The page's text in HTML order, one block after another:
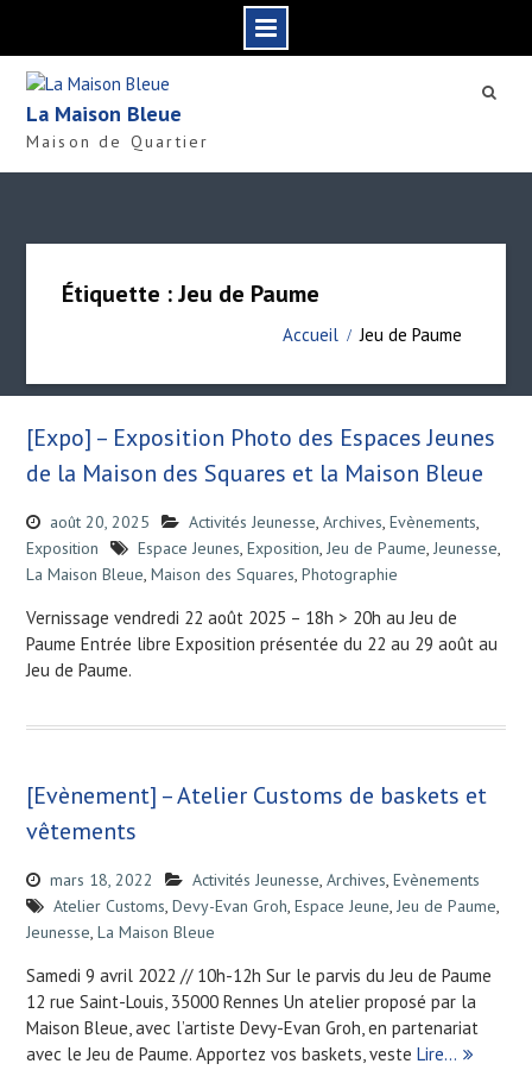
t
La Maison Bleue
Maison de Quartier
Étiquette : Jeu de Paume
Accueil Jeu de Paume
[Expo] – Exposition Photo des Espaces Jeunes
de la Maison des Squares et la Maison Bleue
août 20, 2025 Activités Jeunesse, Archives, Evènements,
Exposition
Espace Jeunes, Exposition, Jeu de Paume, Jeunesse,
La Maison Bleue, Maison des Squares, Photographie
Vernissage vendredi 22 août 2025 – 18h > 20h au Jeu de
Paume Entrée libre Exposition présentée du 22 au 29 août au
Jeu de Paume.
[Evènement] – Atelier Customs de baskets et
vêtements
mars 18, 2022 Activités Jeunesse, Archives, Evènements
Atelier Customs, Devy-Evan Groh, Espace Jeune, Jeu de Paume,
Jeunesse, La Maison Bleue
Samedi 9 avril 2022 // 10h-12h Sur le parvis du Jeu de Paume
12 rue Saint-Louis, 35000 Rennes Un atelier proposé par la
Maison Bleue, avec l’artiste Devy-Evan Groh, en partenariat
avec le Jeu de Paume. Apportez vos baskets, veste Lire…